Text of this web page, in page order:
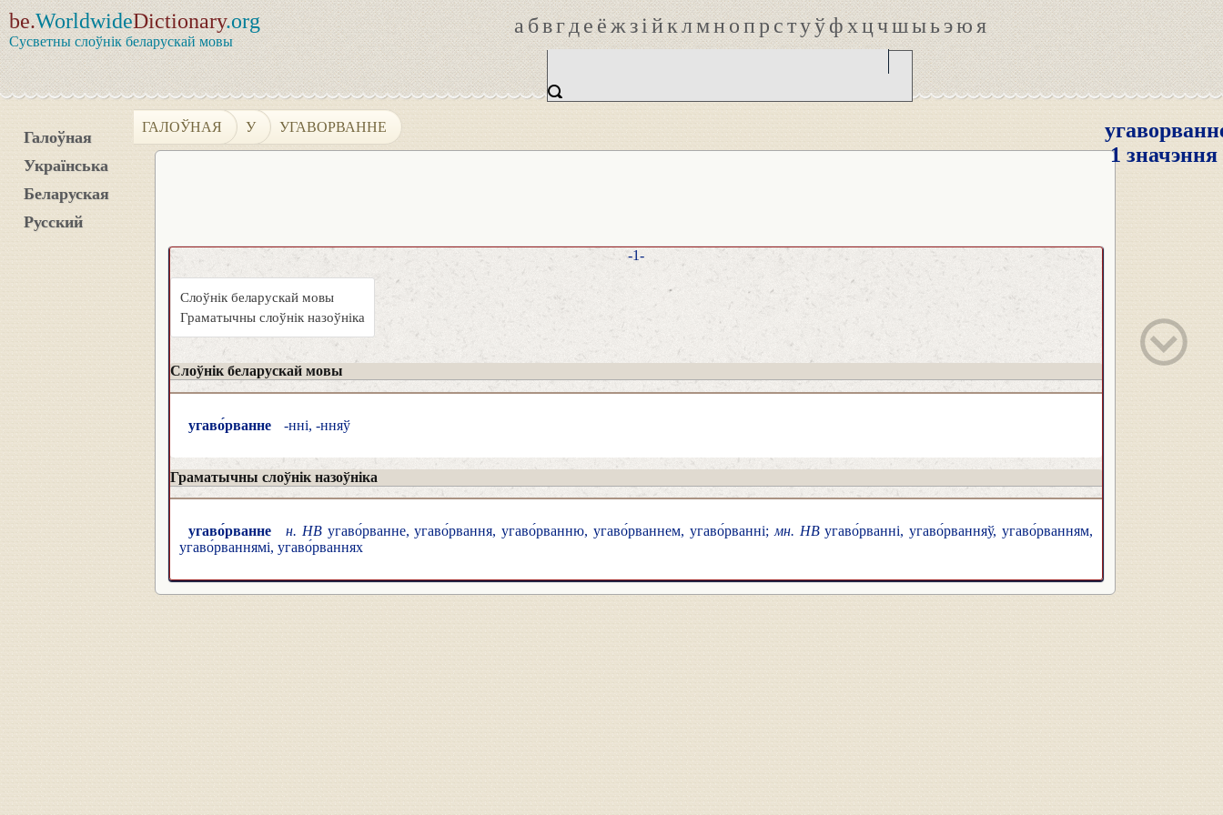
be.WorldwideDictionary.org
Сусветны слоўнік беларускай мовы
абвгдеёжзійклмнопрстуўфхцчшыьэюя
Галоўная
Українська
Беларуская
Русский
ГАЛОЎНАЯ У УГАВОРВАННЕ
1 значэння
-1-
Слоўнік беларускай мовы
Граматычны слоўнік назоўніка
Слоўнік беларускай мовы
угаво́рванне -нні, -нняў
Граматычны слоўнік назоўніка
угаво́рванне н. НВугаво́рванне, угаво́рвання, угаво́рванню, угаво́рваннем, угаво́рванні; мн. НВугаво́рванні, угаво́рванняў, угаво́рванням,
угаво́рваннямі, угаво́рваннях